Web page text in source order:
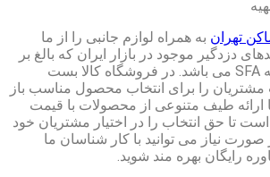
تهران به همراه لوازم جانبی را از ما
دزدگیر موجود در بازار ایران که بالغ بر
15 مدل و برند از جمله SFA می باشد. در فروشگاه کالا بست
را برای انتخاب محصول مناسب باز
ارائه طیف متنوعی از محصولات با قیمت
تا حق انتخاب را در اختیار مشتریان خود
صورت نیاز می توانید با کار شناسان ما
رایگان بهره مند شوید.